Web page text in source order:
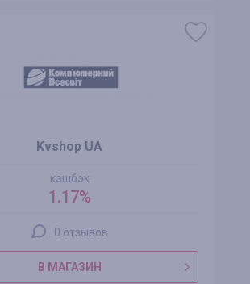
Kvshop UA
кэшбэк
1.17%
0 отзывов
В МАГАЗИН